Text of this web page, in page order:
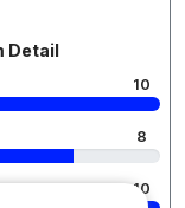
Detail
10
8
10